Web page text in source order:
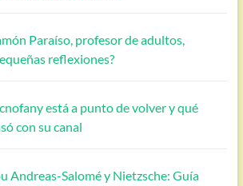
Paraíso, profesor de adultos,
reflexiones?
está a punto de volver y qué
con su canal
Andreas-Salomé y Nietzsche: Guía